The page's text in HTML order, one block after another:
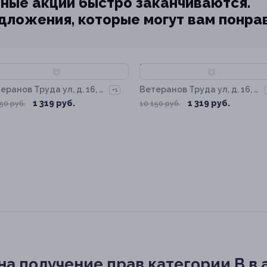
которые могут вам
Труда ул, д. 16, к.
+1
руб. 1 319 руб.
Ветеранов Труда ул, д. 16, к.
3
10 150 руб. 1 319 руб.